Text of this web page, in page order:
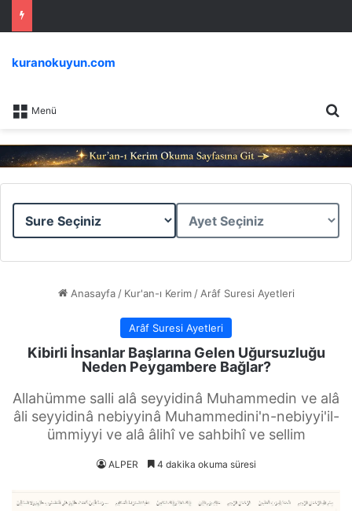
Menü
kuranokuyun.com
Sure
Ayet
Anasayfa / Kur'an-ı Kerim / Arâf Suresi Ayetleri
Arâf Suresi Ayetleri
Kibirli İnsanlar Başlarına Gelen Uğursuzluğu
Neden Peygambere Bağlar?
Allahümme salli alâ seyyidinâ Muhammedin ve alâ
âli seyyidinâ nebiyyinâ Muhammedini'n-nebiyyi'il-
ümmiyyi ve alâ âlihî ve sahbihî ve sellim
ALPER 4 dakika okuma süresi